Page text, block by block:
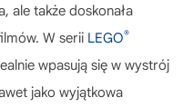
ale także doskonała
W serii LEGO®
wpasują się w wystrój
jako wyjątkowa